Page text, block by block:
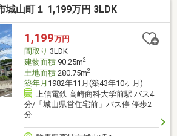
城山町１ 1,199万円 3LDK
1,199万円
間取り 3LDK
建物面積90.25m2
土地面積280.75m2
築年月 1982年11月(築43年10ヶ月)
上信電鉄 高崎商科大学前駅 バス4
分/「城山県営住宅前」バス停 停歩2
分